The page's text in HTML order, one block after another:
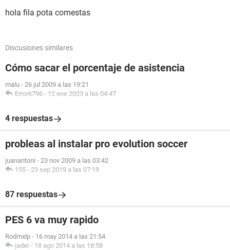
hola fila pota comestas
Discusiones similares
Cómo sacar el porcentaje de asistencia
malu - 26 jul 2009 a las 19:21
Error6796 - 12 ene 2023 a las 04:47
4 respuestas
probleas al instalar pro evolution soccer
juanantoni - 23 nov 2009 a las 03:42
155 - 23 sep 2019 a las 07:19
87 respuestas
PES 6 va muy rapido
Rodmxlp - 16 may 2014 a las 21:54
jader - 18 ago 2014 a las 18:58